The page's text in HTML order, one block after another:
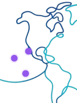
que
oportunidad para
su compromiso
para mantener a